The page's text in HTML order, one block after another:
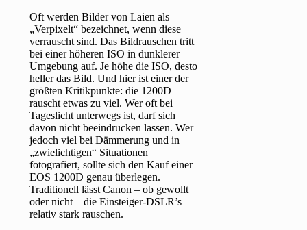
Oft werden Bilder von Laien als
„Verpixelt“ bezeichnet, wenn diese
verrauscht sind. Das Bildrauschen tritt
bei einer höheren ISO in dunklerer
Umgebung auf. Je höhe die ISO, desto
heller das Bild. Und hier ist einer der
größten Kritikpunkte: die 1200D
rauscht etwas zu viel. Wer oft bei
Tageslicht unterwegs ist, darf sich
davon nicht beeindrucken lassen. Wer
jedoch viel bei Dämmerung und in
„zwielichtigen“ Situationen
fotografiert, sollte sich den Kauf einer
EOS 1200D genau überlegen.
Traditionell lässt Canon – ob gewollt
oder nicht – die Einsteiger-DSLR’s
relativ stark rauschen.